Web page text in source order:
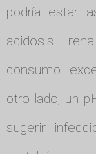
podría estar
acidosis
consumo
otro lado, un
sugerir